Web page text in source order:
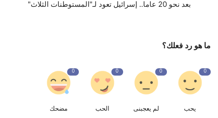
بعد نحو 20 عاما.. إسرائيل تعود لـ"المستوطنات الثلاث"
ما هو رد فعلك؟
0
يحب
0
لم يعجبنى
0
الحب
0
مضحك